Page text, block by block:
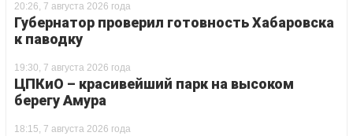
20:26, 7 августа 2026 года
Губернатор проверил готовность Хабаровска
к паводку
19:30, 7 августа 2026 года
ЦПКиО – красивейший парк на высоком
берегу Амура
18:15, 7 августа 2026 года